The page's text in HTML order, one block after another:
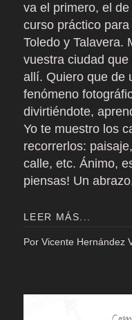
va el primero, el
curso práctico
Toledo y Talavera.
vuestra ciudad
allí. Quiero que de
fenómeno
divirtiéndote,
Yo te muestro los
recorrerlos:
calle, etc. Ánimo,
piensas! Un
LEER MÁS...
Por Vicente